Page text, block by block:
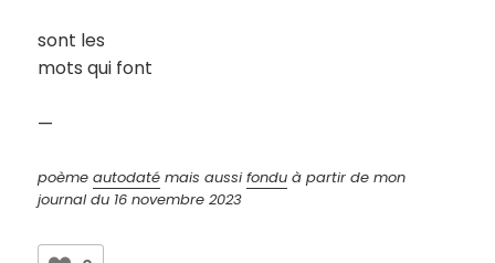
sont les
mots qui font
—
poèmeautodaté mais aussifondu à partir de mon
journaldu 16 novembre 2023